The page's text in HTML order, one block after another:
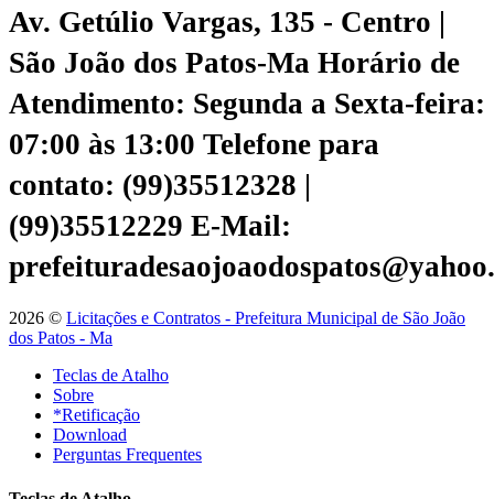
Av. Getúlio Vargas, 135 - Centro |
São João dos Patos-Ma Horário de
Atendimento: Segunda a Sexta-feira:
07:00 às 13:00 Telefone para
contato: (99)35512328 |
(99)35512229 E-Mail:
2026 © Licitações e Contratos - Prefeitura Municipal de São João
dos Patos - Ma
Teclas de Atalho
Sobre
*Retificação
Download
Perguntas Frequentes